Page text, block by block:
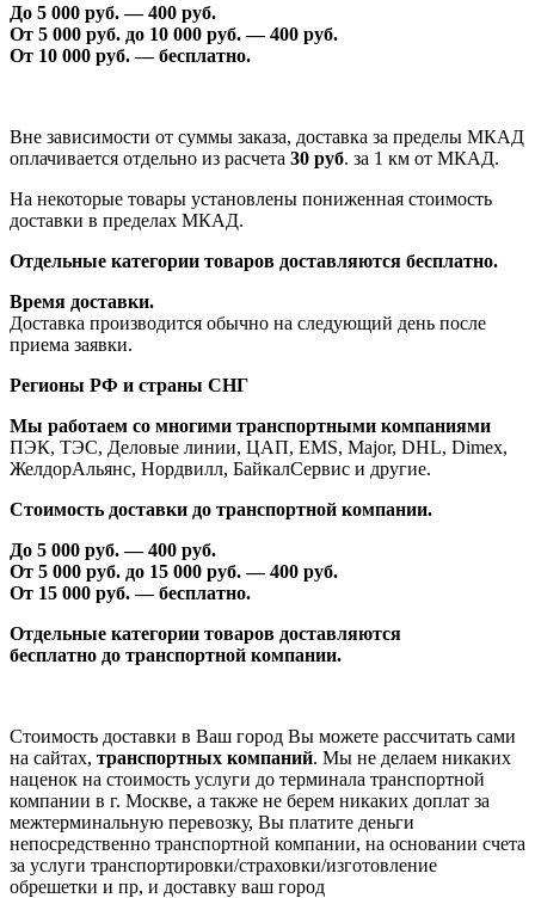
До 5 000 руб. —400 руб.
От 5 000 руб. до 10 000 руб. —400 руб.
От 10 000 руб. — бесплатно.
Вне зависимости от суммы заказа, доставка за пределы МКАД
оплачивается отдельно из расчета 30 руб. за 1 км от МКАД.
На некоторые товары установлены пониженная стоимость
доставки в пределах МКАД.
Отдельные категории товаров доставляются бесплатно.
Время доставки.
Доставка производится обычно на следующий день после
приема заявки.
Регионы РФ и страны СНГ
Мы работаем со многими транспортными компаниями
ПЭК, ТЭС, Деловые линии, ЦАП, EMS, Major, DHL, Dimex,
ЖелдорАльянс, Нордвилл, БайкалСервис и другие.
Стоимость доставки до транспортной компании.
До 5 000 руб. —400 руб.
От 5 000 руб. до 15 000 руб. —400 руб.
От 15 000 руб. — бесплатно.
Отдельные категории товаров доставляются
бесплатно до транспортной компании.
Стоимость доставки в Ваш город Вы можете рассчитать сами
на сайтах, транспортных компаний. Мы не делаем никаких
наценок на стоимость услуги до терминала транспортной
компании в г. Москве, а также не берем никаких доплат за
межтерминальную перевозку, Вы платите деньги
непосредственно транспортной компании, на основании счета
за услуги транспортировки/страховки/изготовление
обрешетки и пр, и доставку ваш город